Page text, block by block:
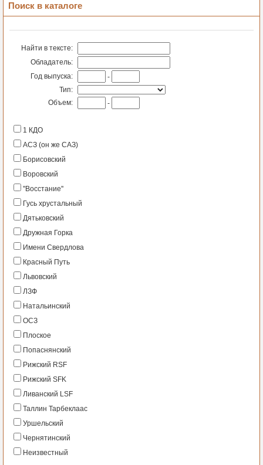
Поиск в каталоге
Найти в тексте:
Обладатель:
Год выпуска:
-
Тип:
Объем:
-
1 КДО
АСЗ (он же САЗ)
Борисовский
Воровский
''Восстание''
Гусь хрустальный
Дятьковский
Дружная Горка
Имени Свердлова
Красный Путь
Львовский
ЛЗФ
Натальинский
ОСЗ
Плоское
Попаснянский
Рижский RSF
Рижский SFK
Ливанский LSF
Таллин Тарбеклаас
Уршельский
Чернятинский
Неизвестный